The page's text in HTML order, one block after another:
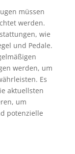
müssen
werden.
wie
und Pedale.
werden, um
Es
aktuellsten
um
potenzielle